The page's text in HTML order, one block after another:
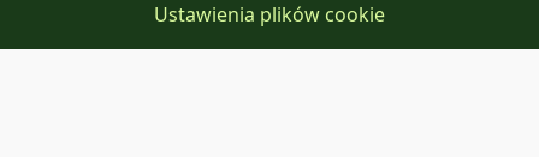
Ustawienia plików cookie